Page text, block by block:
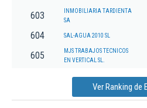
603
INMOBILIARIA TARDIENTA
SA
604 SAL-AGUA 2010 SL
605
MJS TRABAJOS TECNICOS
EN VERTICAL SL.
Ver Ranking de